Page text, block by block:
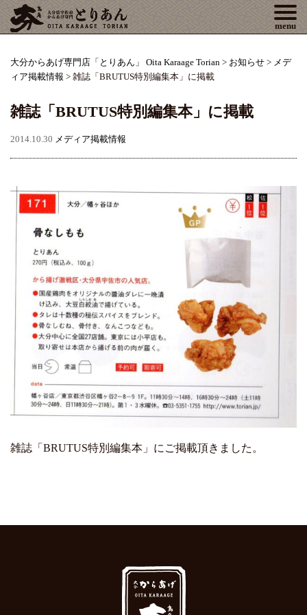
menu
大分からあげ専門店「とりあん」 Oita Karaage Torian > お知らせ > メデ
ィア掲載情報 > 雑誌「BRUTUS特別編集本」に掲載
雑誌「BRUTUS特別編集本」に掲載
2014.10.30 メディア掲載情報
雑誌「BRUTUS特別編集本」にご掲載頂きました。